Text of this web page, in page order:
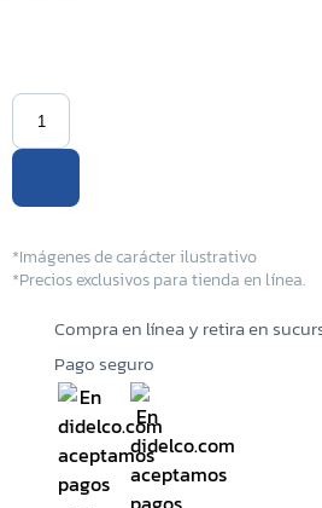
Sucursal
Sucursal
*Imágenes de carácter ilustrativo
*Precios exclusivos para tienda en línea.
Compra en línea y retira en
Pago seguro